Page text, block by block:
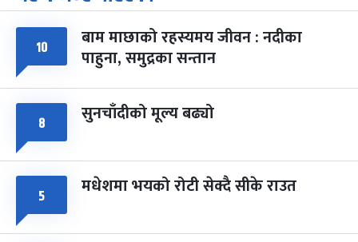
आइत चैत्र ७, २०८३-Mar 21, 2027
८ फागुपूर्णिमा
चैत्र ८, २०८३-Mar 22, 2027
७ महिना बाँकी
१० बाम माछाको रहस्यमय जीवन : नदीका
पाहुना, समुद्रका सन्तान
८ सुनचाँदीको मूल्य बढ्यो
५ मधेशमा भयको रोटी सेक्दै सीके राउत